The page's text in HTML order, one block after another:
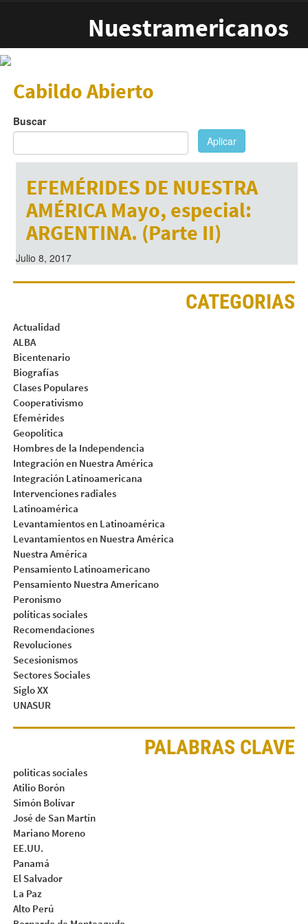
Nuestramericanos
Cabildo Abierto
Buscar
Aplicar
EFEMÉRIDES DE NUESTRA
AMÉRICA Mayo, especial:
ARGENTINA. (Parte II)
Julio 8, 2017
CATEGORIAS
Actualidad
ALBA
Bicentenario
Biografías
Clases Populares
Cooperativismo
Efemérides
Geopolítica
Hombres de la Independencia
Integración en Nuestra América
Integración Latinoamericana
Intervenciones radiales
Latinoamérica
Levantamientos en Latinoamérica
Levantamientos en Nuestra América
Nuestra América
Pensamiento Latinoamericano
Pensamiento Nuestra Americano
Peronismo
políticas sociales
Recomendaciones
Revoluciones
Secesionismos
Sectores Sociales
Siglo XX
UNASUR
PALABRAS CLAVE
politicas sociales
Atilio Borón
Simón Bolívar
José de San Martín
Mariano Moreno
EE.UU.
Panamá
El Salvador
La Paz
Alto Perú